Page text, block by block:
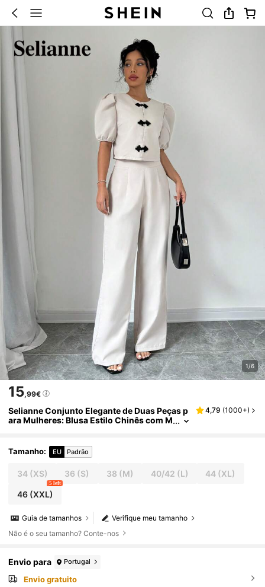
1/6
15,99€
Selianne Conjunto Elegante de Duas Peças p
ara Mulheres: Blusa Estilo Chinês com M
4,79 (1000+)
Tamanho: EU Padrão
34(XS) 36 (S) 38 (M) 40/42 (L) 44 (XL)
46(XXL)
5 left
Verifique meu tamanho
Guia de tamanhos
Não é o seu tamanho? Conte-nos
Envio para Portugal
Envio gratuito